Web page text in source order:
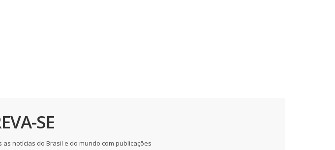
SE
notícias do Brasil e do mundo com publicações